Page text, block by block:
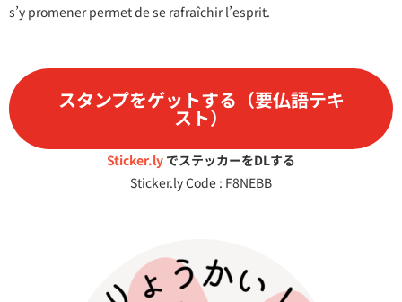
s’y promener permet de se rafraîchir l’esprit.
スタンプをゲットする（要仏語テキ
スト）
Sticker.ly でステッカーをDLする
Sticker.ly Code : F8NEBB